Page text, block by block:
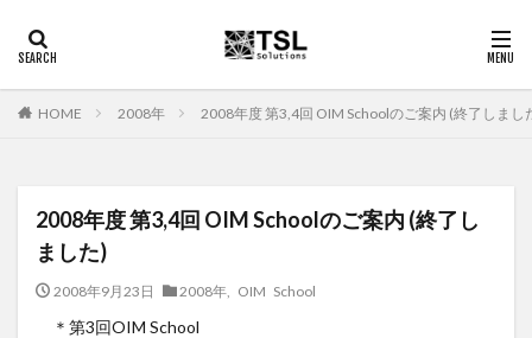
HOME 2008年 2008年度 第3,4回 OIM Schoolのご案内 (終了しまし
2008年度 第3,4回 OIM Schoolのご案内 (終了し
ました)
2008年9月23日 2008年 OIM School
＊第3回OIM School